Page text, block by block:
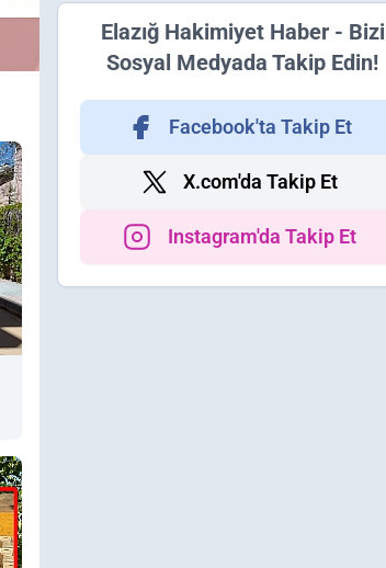
Elazığ Hakimiyet Haber - Bizi
Sosyal Medyada Takip Edin!
Facebook'ta Takip Et
X.com'da Takip Et
Instagram'da Takip Et